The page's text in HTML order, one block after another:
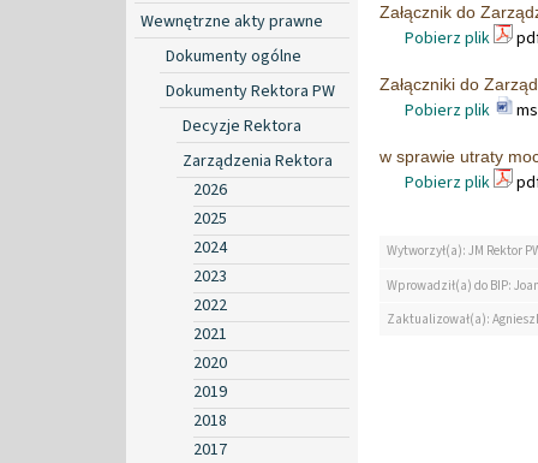
Wewnętrzne akty prawne
Dokumenty ogólne
Dokumenty Rektora PW
Decyzje Rektora
Zarządzenia Rektora
2026
2025
2024
2023
2022
2021
2020
2019
2018
2017
Załącznik do
Pobierz plik
Załączniki do
Pobierz plik
w sprawie utraty
Pobierz plik
Wytworzył(a): JM Rektor
Wprowadził(a) do BIP:
Zaktualizował(a):